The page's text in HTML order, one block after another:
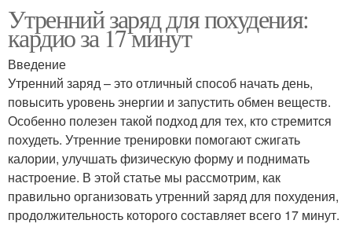
Утренний заряд для похудения:
кардио за 17 минут
Введение
Утренний заряд – это отличный способ начать день,
повысить уровень энергии и запустить обмен веществ.
Особенно полезен такой подход для тех, кто стремится
похудеть. Утренние тренировки помогают сжигать
калории, улучшать физическую форму и поднимать
настроение. В этой статье мы рассмотрим, как
правильно организовать утренний заряд для похудения,
продолжительность которого составляет всего 17 минут.